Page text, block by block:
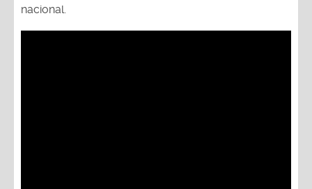
nacional.